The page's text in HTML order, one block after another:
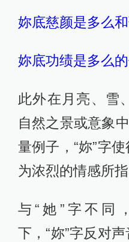
妳底慈颜是多么和
妳底功绩是多么的
此外在月亮、雪
自然之景或意象
量例子，“妳”字
为浓烈的情感所指
与“她”字不同
下，“妳”字反对